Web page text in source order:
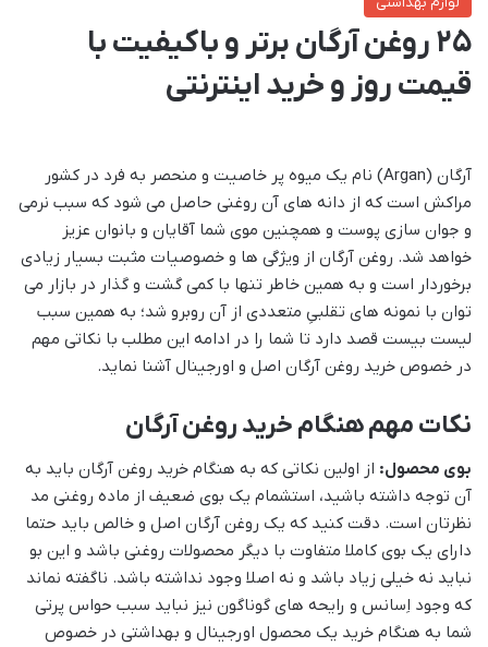
25 روغن آرگان برتر و باکیفیت با
قیمت روز و خرید اینترنتی
آرگان (Argan) نام یک میوه پر خاصیت و منحصر به فرد در کشور
مراکش است که از دانه های آن روغنی حاصل می شود که سبب نرمی
و جوان سازی پوست و همچنین موی شما آقایان و بانوان عزیز
خواهد شد. روغن آرگان از ویژگی ها و خصوصیات مثبت بسیار زیادی
برخوردار است و به همین خاطر تنها با کمی گشت و گذار در بازار می
توان با نمونه های تقلبیِ متعددی از آن روبرو شد؛ به همین سبب
لیست بیست قصد دارد تا شما را در ادامه این مطلب با نکاتی مهم
در خصوص خرید روغن آرگان اصل و اورجینال آشنا نماید.
نکات مهم هنگام خرید روغن آرگان
بوی محصول: از اولین نکاتی که به هنگام خرید روغن آرگان باید به
آن توجه داشته باشید، استشمام یک بوی ضعیف از ماده روغنی مد
نظرتان است. دقت کنید که یک روغن آرگان اصل و خالص باید حتما
دارای یک بوی کاملا متفاوت با دیگر محصولات روغنی باشد و این بو
نباید نه خیلی زیاد باشد و نه اصلا وجود نداشته باشد. ناگفته نماند
که وجود اِسانس و رایحه های گوناگون نیز نباید سبب حواس پرتی
شما به هنگام خرید یک محصول اورجینال و بهداشتی در خصوص